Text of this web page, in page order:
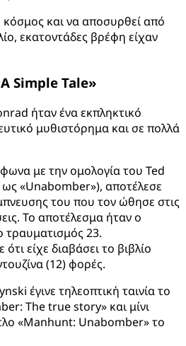
και να αποσυρθεί από
εκατοντάδες βρέφη είχαν
Simple Tale»
ήταν ένα εκπληκτικό
μυθιστόρημα και σε πολλά
με την ομολογία του Ted
«Unabomber»), αποτέλεσε
του που τον ώθησε στις
Το αποτέλεσμα ήταν ο
τραυματισμός 23.
είχε διαβάσει το βιβλίο
(12) φορές.
έγινε τηλεοπτική ταινία το
The true story» και μίνι
«Manhunt: Unabomber» το